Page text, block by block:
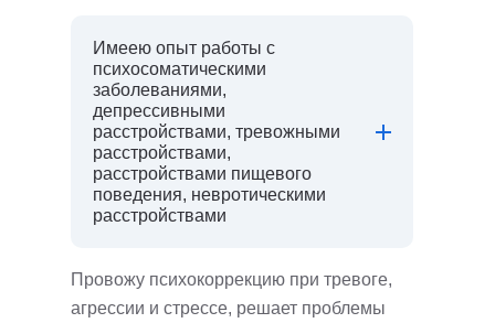
Имеею опыт работы с
психосоматическими
заболеваниями,
депрессивными
расстройствами, тревожными
расстройствами,
расстройствами пищевого
поведения, невротическими
расстройствами
Провожу психокоррекцию при тревоге,
агрессии и стрессе, решает проблемы